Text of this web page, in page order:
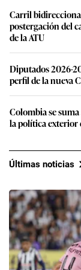
Carril
postergación del
de la ATU
Diputados 2026-
perfil de la nueva
Colombia se
la política exterior
Últimas noticias